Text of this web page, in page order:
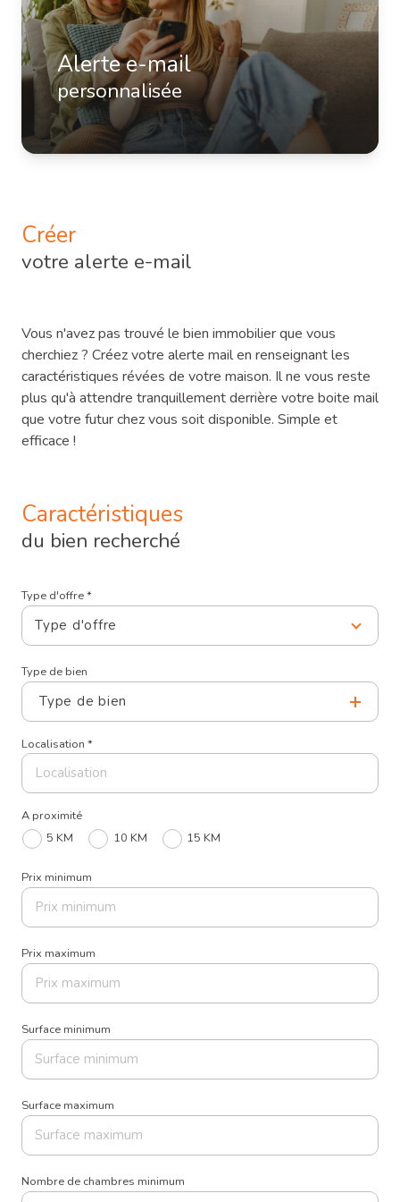
notre
agence
nous
Alerte e-mail
personnalisée
Créer
votre alerte e-mail
Vous n'avez pas trouvé le bien immobilier que vous
cherchiez ? Créez votre alerte mail en renseignant les
caractéristiques révées de votre maison. Il ne vous reste
plus qu'à attendre tranquillement derrière votre boite mail
que votre futur chez vous soit disponible. Simple et
efficace !
Caractéristiques
du bien recherché
Type d'offre *
Type d'offre
Type de bien
Type de bien
Localisation *
A proximité
5 KM
10 KM 15 KM
Prix minimum
Prix maximum
Surface minimum
Surface maximum
Nombre de chambres minimum